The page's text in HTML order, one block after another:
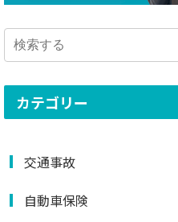
カテゴリー
交通事故
自動車保険